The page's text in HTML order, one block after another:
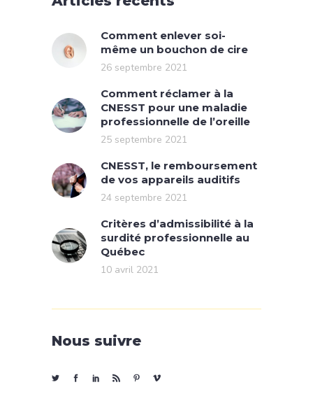
Comment enlever soi-
même un bouchon de cire
26 septembre 2021
Comment réclamer à la
CNESST pour une maladie
professionnelle de l’oreille
25 septembre 2021
CNESST, le remboursement
de vos appareils auditifs
24 septembre 2021
Critères d’admissibilité à la
surdité professionnelle au
Québec
10 avril 2021
Nous suivre